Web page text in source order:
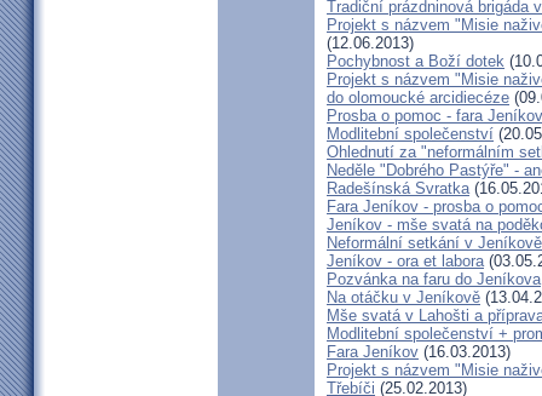
Tradiční prázdninová brigáda
Projekt s názvem "Misie
(12.06.2013)
Pochybnost a Boží dotek
Projekt s názvem "Misie
do olomoucké arcidiecéze
Prosba o pomoc - fara Jeníkov
Modlitební společenství
Ohlednutí za "neformálním
Neděle "Dobrého Pastýře" -
Radešínská Svratka
Fara Jeníkov - prosba o
Jeníkov - mše svatá na
Neformální setkání v
Jeníkov - ora et labora
Pozvánka na faru do Jeníkova
Na otáčku v Jeníkově
Mše svatá v Lahošti a
Modlitební společenství +
Fara Jeníkov (16.03.2013)
Projekt s názvem "Misie
Třebíči (25.02.2013)